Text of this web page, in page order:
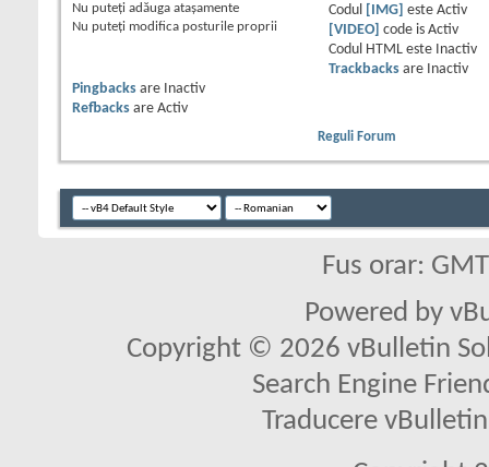
Nu puteţi adăuga ataşamente
Nu puteţi modifica posturile proprii
Codul
[IMG] este Activ
[VIDEO]
code is Activ
Codul HTML este
Inactiv
Trackbacksare
Inactiv
Pingbacks are
Inactiv
Refbacks are Activ
Reguli Forum
Fus orar:
Powered by
Copyright © 2026 vBulletin
Search Engine
Traducere